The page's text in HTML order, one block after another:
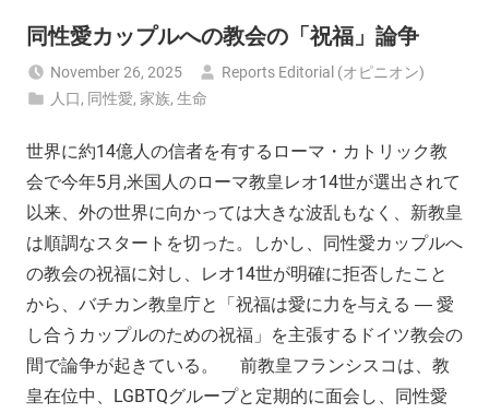
同性愛カップルへの教会の「祝福」論争
November 26, 2025
Reports Editorial (オピニオン)
人口, 同性愛,家族,生命
世界に約14億人の信者を有するローマ・カトリック教
会で今年5月,米国人のローマ教皇レオ14世が選出されて
以来、外の世界に向かっては大きな波乱もなく、新教皇
は順調なスタートを切った。しかし、同性愛カップルへ
の教会の祝福に対し、レオ14世が明確に拒否したこと
から、バチカン教皇庁と「祝福は愛に力を与える ― 愛
し合うカップルのための祝福」を主張するドイツ教会の
間で論争が起きている。 前教皇フランシスコは、教
皇在位中、LGBTQグループと定期的に面会し、同性愛